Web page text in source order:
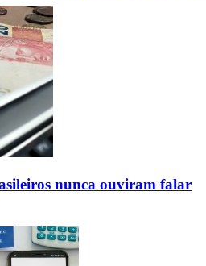
nunca ouviram falar